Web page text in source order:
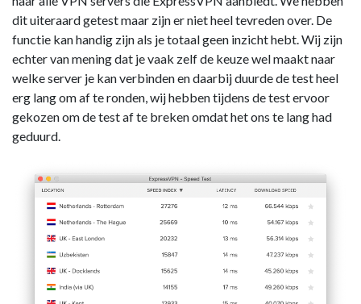
dit uiteraard getest maar zijn er niet heel tevreden over. De
functie kan handig zijn als je totaal geen inzicht hebt. Wij zijn
echter van mening dat je vaak zelf de keuze wel maakt naar
welke server je kan verbinden en daarbij duurde de test heel
erg lang om af te ronden, wij hebben tijdens de test ervoor
gekozen om de test af te breken omdat het ons te lang had
geduurd.